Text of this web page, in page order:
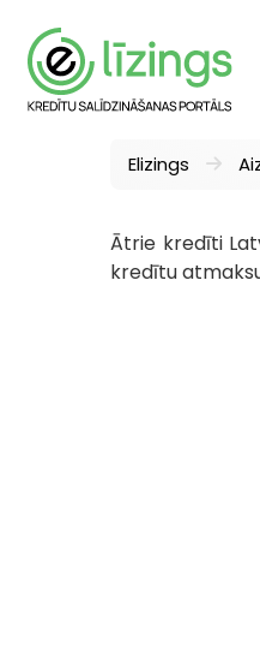
Elizings
Ātrie kredīti
kredītu